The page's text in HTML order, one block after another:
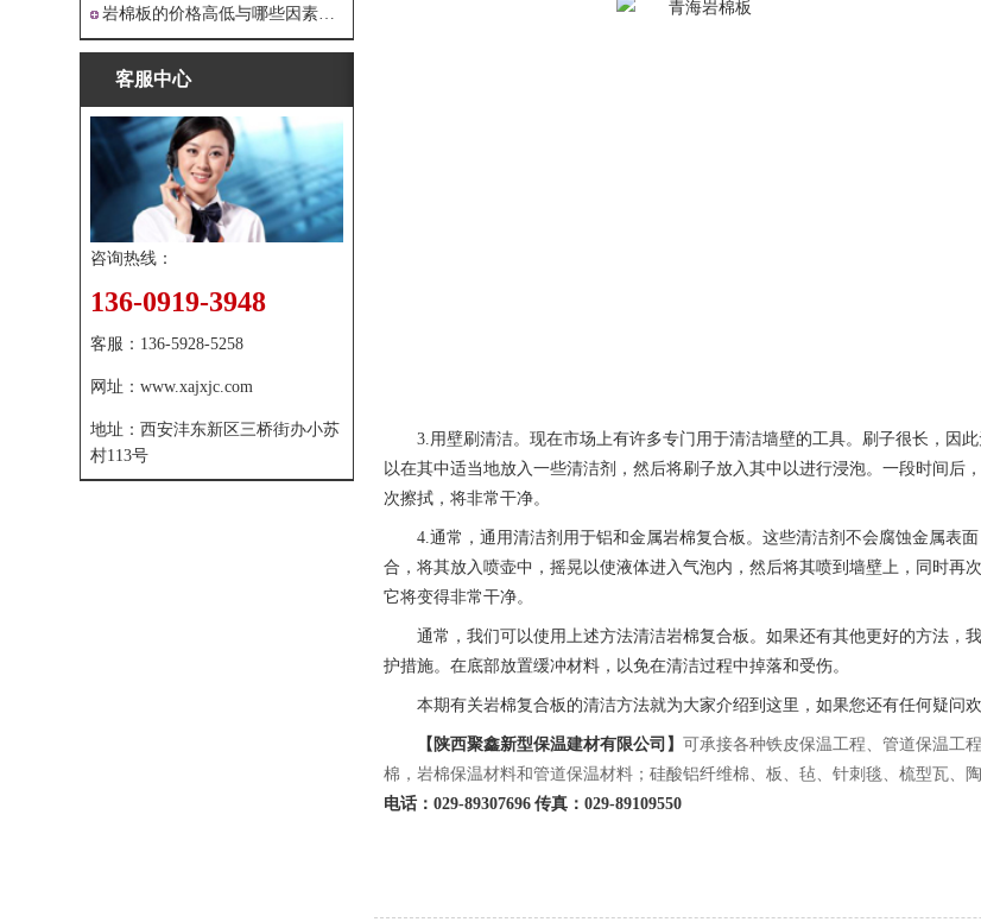
岩棉板的价格高低与哪些因素有关呢？
客服中心
咨询热线：
136-0919-3948
客服： 136-5928-5258
网址： www.xajxjc.com
地址： 西安沣东新区三桥街办小苏
村113号
3.用壁刷清洁。现在市场上有许多专门用于清洁墙壁的工具。刷子很长，因
以在其中适当地放入一些清洁剂，然后将刷子放入其中以进行浸泡。一段时间
次擦拭，将非常干净。
4.通常，通用清洁剂用于铝和金属岩棉复合板。这些清洁剂不会腐蚀金属表
合，将其放入喷壶中，摇晃以使液体进入气泡内，然后将其喷到墙壁上，同时再
它将变得非常干净。
通常，我们可以使用上述方法清洁岩棉复合板。如果还有其他更好的方法
护措施。在底部放置缓冲材料，以免在清洁过程中掉落和受伤。
本期有关岩棉复合板的清洁方法就为大家介绍到这里，如果您还有任何疑问
【陕西聚鑫新型保温建材有限公司】可承接各种铁皮保温工程、管道保温工
棉，岩棉保温材料和管道保温材料；硅酸铝纤维棉、板、毡、针刺毯、梳型瓦
电话：029-89307696 传真：029-89109550